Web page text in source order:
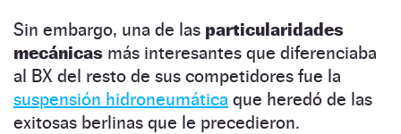
Sin embargo, una de las particularidades
mecánicas más interesantes que diferenciaba
al BX del resto de sus competidores fue la
suspensión hidroneumática que heredó de las
exitosas berlinas que le precedieron.